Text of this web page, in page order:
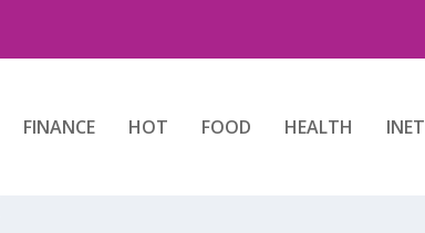
FINANCE HOT FOOD HEALTH INET